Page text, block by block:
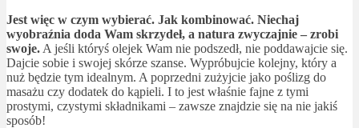
Jest więc w czym wybierać. Jak kombinować. Niechaj
wyobraźnia doda Wam skrzydeł, a natura zwyczajnie – zrobi
swoje. A jeśli któryś olejek Wam nie podszedł, nie poddawajcie się.
Dajcie sobie i swojej skórze szanse. Wypróbujcie kolejny, który a
nuż będzie tym idealnym. A poprzedni zużyjcie jako poślizg do
masażu czy dodatek do kąpieli. I to jest właśnie fajne z tymi
prostymi, czystymi składnikami – zawsze znajdzie się na nie jakiś
sposób!